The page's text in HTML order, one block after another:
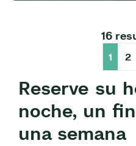
16
1 2
Reserve su
noche, un
una semana